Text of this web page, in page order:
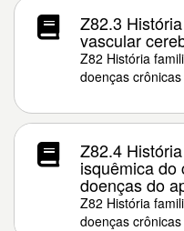
Z82.3
vascular
Z82 História
doenças
Z82.4
isquêmica do
doenças do
Z82 História
doenças